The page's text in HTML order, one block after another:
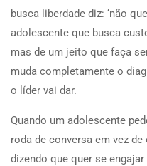
busca liberdade diz: ‘não
adolescente que busca
mas de um jeito que faça
muda completamente o
o líder vai dar.
Quando um adolescente
roda de conversa em vez
dizendo que quer se